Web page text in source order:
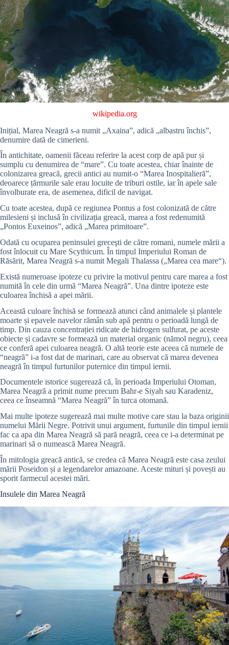
wikipedia.org
Inițial, Marea Neagră s-a numit „Axaina”, adică „albastru închis”,
denumire dată de cimerieni.
În antichitate, oamenii făceau referire la acest corp de apă pur și
sumplu cu denumirea de “mare”. Cu toate acestea, chiar înainte de
colonizarea greacă, grecii antici au numit-o “Marea Inospitalieră”,
deoarece țărmurile sale erau locuite de triburi ostile, iar în apele sale
învolburate era, de asemenea, dificil de navigat.
Cu toate acestea, după ce regiunea Pontus a fost colonizată de către
milesieni și inclusă în civilizația greacă, marea a fost redenumită
„Pontos Euxeinos”, adică „Marea primitoare”.
Odată cu ocuparea peninsulei greceşti de către romani, numele mării a
fost înlocuit cu Mare Scythicum. În timpul Imperiului Roman de
Răsărit, Marea Neagră s-a numit Megali Thalassa („Marea cea mare“).
Există numeroase ipoteze cu privire la motivul pentru care marea a fost
numită în cele din urmă “Marea Neagră”. Una dintre ipoteze este
culoarea închisă a apei mării.
Această culoare închisă se formează atunci când animalele și plantele
moarte și epavele navelor rămân sub apă pentru o perioadă lungă de
timp. Din cauza concentrației ridicate de hidrogen sulfurat, pe aceste
obiecte și cadavre se formează un material organic (nămol negru), ceea
ce conferă apei culoarea neagră. O altă teorie este aceea că numele de
“neagră” i-a fost dat de marinari, care au observat că marea devenea
neagră în timpul furtunilor puternice din timpul iernii.
Documentele istorice sugerează că, în perioada Imperiului Otoman,
Marea Neagră a primit nume precum Bahr-e Siyah sau Karadeniz,
ceea ce înseamnă “Marea Neagră” în turca otomană.
Mai multe ipoteze sugerează mai multe motive care stau la baza originii
numelui Mării Negre. Potrivit unui argument, furtunile din timpul iernii
fac ca apa din Marea Neagră să pară neagră, ceea ce i-a determinat pe
marinari să o numească Marea Neagră.
În mitologia greacă antică, se credea că Marea Neagră este casa zeului
mării Poseidon și a legendarelor amazoane. Aceste mituri și povești au
sporit farmecul acestei mări.
Insulele din Marea Neagră